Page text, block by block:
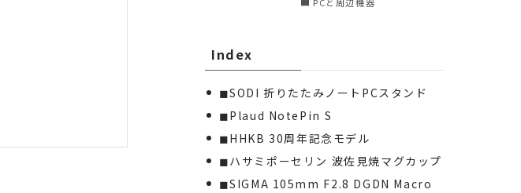
PCと周辺機器
Index
◼︎SODI 折りたたみノートPCスタンド
◼︎Plaud NotePin S
◼︎HHKB 30周年記念モデル
◼︎ハサミポーセリン 波佐見焼マグカップ
◼︎SIGMA 105mm F2.8 DGDN Macro